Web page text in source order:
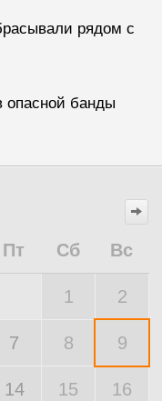
рядом с
опасной банды
Пт Сб Вс
1 2
7 8 9
14 15 16